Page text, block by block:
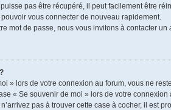
pas être récupéré, il peut facilement être
vous connecter de nouveau rapidement.
mot de passe, nous vous invitons à contacter un
» lors de votre connexion au forum, vous ne
« Se souvenir de moi » lors de votre
pas à trouver cette case à cocher, il est